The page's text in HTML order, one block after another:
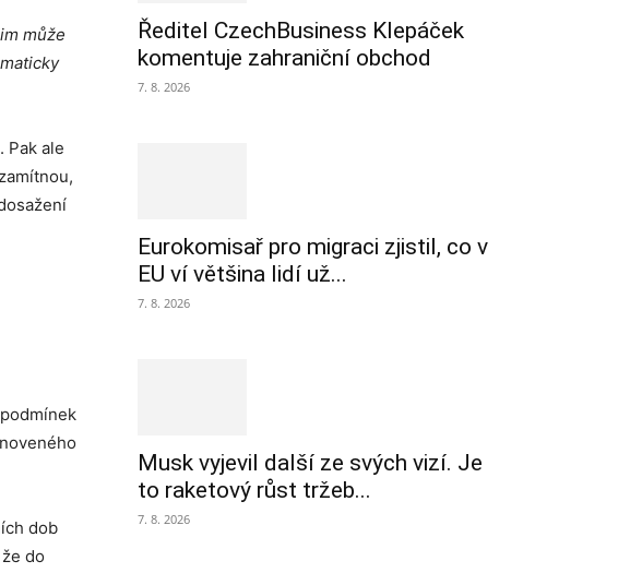
může
Pak ale
dob
do
Ředitel CzechBusiness Klepáček
komentuje zahraniční obchod
7. 8. 2026
Eurokomisař pro migraci zjistil, co v
EU ví většina lidí už...
7. 8. 2026
Musk vyjevil další ze svých vizí. Je
to raketový růst tržeb...
7. 8. 2026